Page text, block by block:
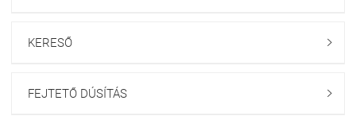
KERESŐ 
FEJTETŐ DÚSÍTÁS 